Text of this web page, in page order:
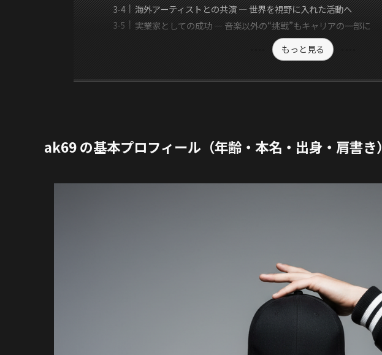
海外アーティストとの共演 ― 世界を視野に入れた活動へ
実業家としての成功 ― 音楽以外の“挑戦”もキャリアの一部に
もっと見る
ak69 の基本プロフィール（年齢・本名・出身・肩書き）